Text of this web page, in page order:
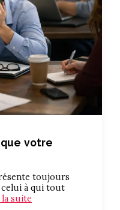
votre
toujours
celui à qui tout
suite